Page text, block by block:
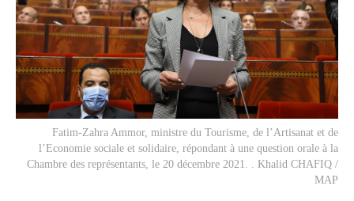
Fatim-Zahra Ammor, ministre du Tourisme, de l’Artisanat et de
l’Economie sociale et solidaire, répondant à une question orale à la
Chambre des représentants, le 20 décembre 2021. . Khalid CHAFIQ /
MAP